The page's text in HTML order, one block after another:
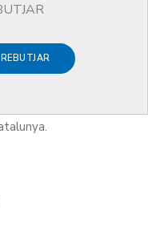
REBUTJAR
pròxima